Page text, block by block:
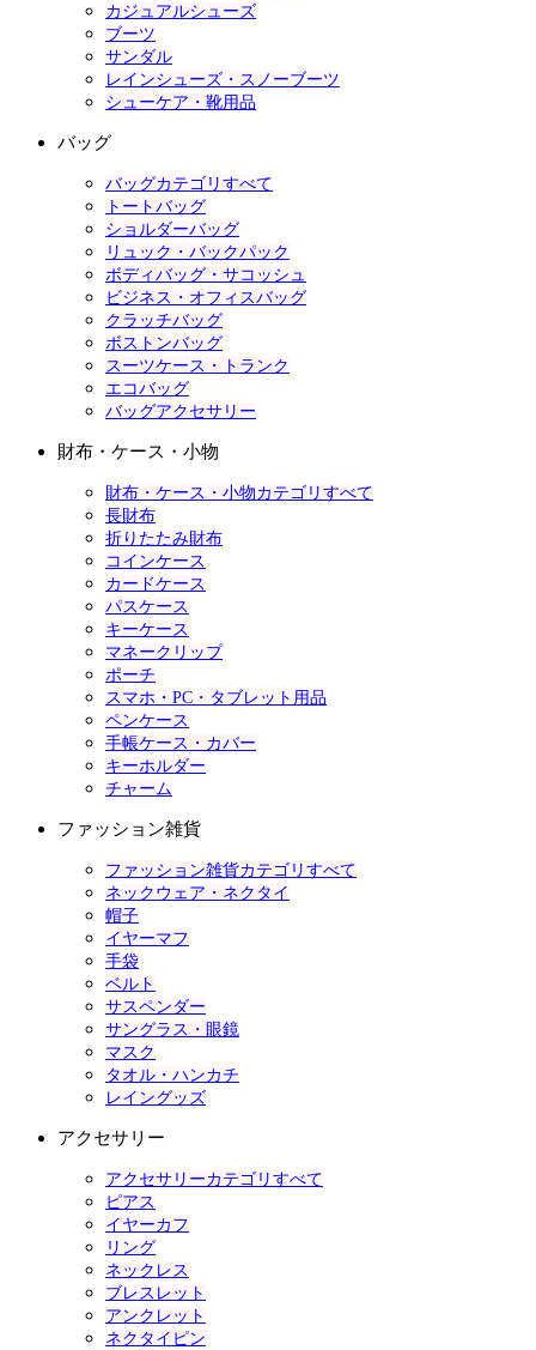
カジュアルシューズ
ブーツ
サンダル
レインシューズ・スノーブーツ
シューケア・靴用品
バッグ
バッグカテゴリすべて
トートバッグ
ショルダーバッグ
リュック・バックパック
ボディバッグ・サコッシュ
ビジネス・オフィスバッグ
クラッチバッグ
ボストンバッグ
スーツケース・トランク
エコバッグ
バッグアクセサリー
財布・ケース・小物
財布・ケース・小物カテゴリすべて
長財布
折りたたみ財布
コインケース
カードケース
パスケース
キーケース
マネークリップ
ポーチ
スマホ・PC・タブレット用品
ペンケース
手帳ケース・カバー
キーホルダー
チャーム
ファッション雑貨
ファッション雑貨カテゴリすべて
ネックウェア・ネクタイ
帽子
イヤーマフ
手袋
ベルト
サスペンダー
サングラス・眼鏡
マスク
タオル・ハンカチ
レイングッズ
アクセサリー
アクセサリーカテゴリすべて
ピアス
イヤーカフ
リング
ネックレス
ブレスレット
アンクレット
ネクタイピン